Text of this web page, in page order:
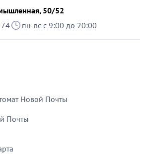
50/52
пн-вс с 9:00 до 20:00
Новой Почты
Почты